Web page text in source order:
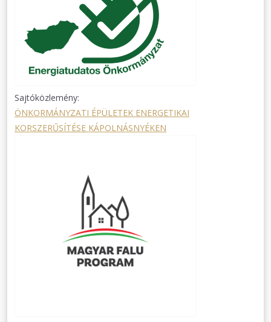
Sajtóközlemény:
ÖNKORMÁNYZATI ÉPÜLETEK ENERGETIKAI
KORSZERŰSÍTÉSE KÁPOLNÁSNYÉKEN